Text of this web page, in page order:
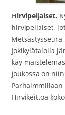
Hirvipeijaiset.
hirvipeijaiset,
Metsästysseura
Jokikylätalolla
käy
joukossa on
Hirvikeittoa